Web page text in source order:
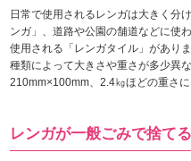
日常で使用されるレンガは大きく分
ンガ」、道路や公園の舗道などに使
使用される「レンガタイル」がありま
種類によって大きさや重さが多少異
210mm×100mm、2.4㎏ほどの重さ
レンガが一般ごみで捨て